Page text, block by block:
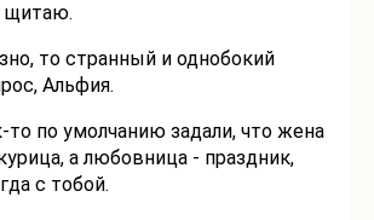
щитаю.
то странный и однобокий
Альфия.
по умолчанию задали, что жена
а любовница - праздник,
с тобой.